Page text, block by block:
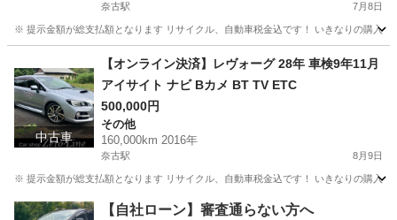
奈古駅 7月8日
※ 提示金額が総支払額となります リサイクル、自動車税金込です！ いきなりの購入
奈古駅 その他
中古車
【オンライン決済】レヴォーグ 28年 車検9年11月
アイサイト ナビ Bカメ BT TV ETC
500,000円
その他
160,000km 2016年
奈古駅 8月9日
※ 提示金額が総支払額となります リサイクル、自動車税金込です！ いきなりの購入
山口 萩市 奈古駅 その他 アイサイト
【自社ローン】審査通らない方へ